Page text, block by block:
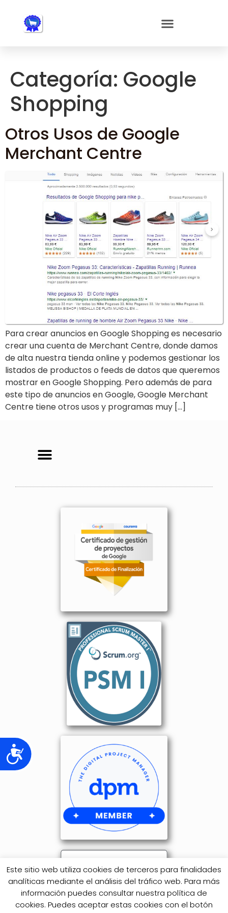
sistema
accesibilidad.
Accesibilidad
Categoría: Google
Shopping
Otros Usos de Google
Merchant Centre
Para crear anuncios en Google Shopping es necesario
crear una cuenta de Merchant Centre, donde damos
de alta nuestra tienda online y podemos gestionar los
listados de productos o feeds de datos que queremos
mostrar en Google Shopping. Pero además de para
este tipo de anuncios en Google, Google Merchant
Centre tiene otros usos y programas muy […]
Este sitio web utiliza cookies de terceros para finalidades
analíticas mediante el análisis del tráfico web. Para más
información puedes consultar nuestra política de
cookies. Puedes aceptar estas cookies con el botón